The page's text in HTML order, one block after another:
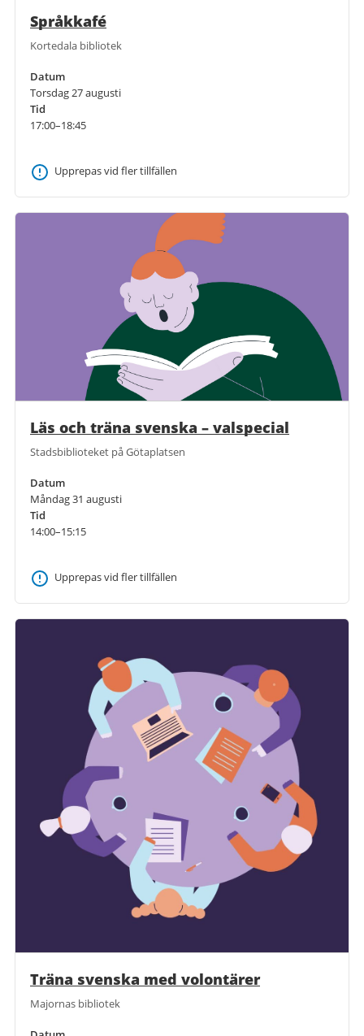
Språkkafé
Kortedala bibliotek
Datum
Torsdag 27 augusti
Tid
17:00–18:45
Upprepas vid fler tillfällen
Läs och träna svenska – valspecial
Stadsbiblioteket på Götaplatsen
Datum
Måndag 31 augusti
Tid
14:00–15:15
Upprepas vid fler tillfällen
Träna svenska med volontärer
Majornas bibliotek